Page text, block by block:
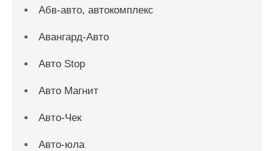
Абв-авто, автокомплекс
Авангард-Авто
Авто Stop
Авто Магнит
Авто-Чек
Авто-юла